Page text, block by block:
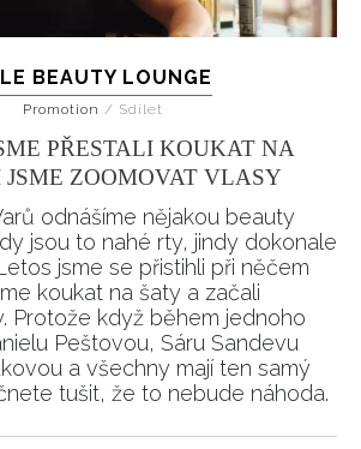
BEAUTY LOUNGE
Promotion / Sdílet
PŘESTALI KOUKAT NA
ZOOMOVAT VLASY
odnášíme nějakou beauty
jsou to nahé rty, jindy dokonale
jsme se přistihli při něčem
koukat na šaty a začali
Protože když během jednoho
Peštovou, Sáru Sandevu
a všechny mají ten samý
tušit, že to nebude náhoda.